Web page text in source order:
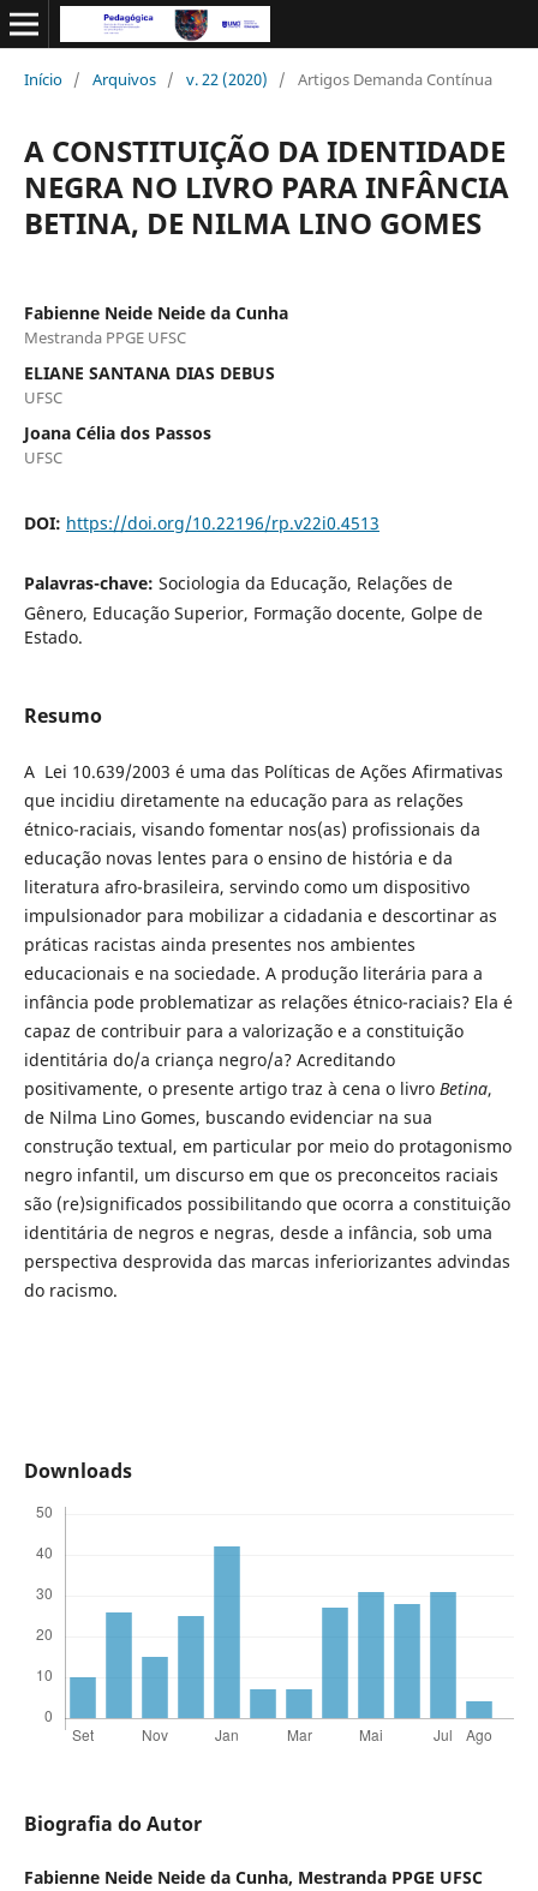
Início / Arquivos / v. 22 (2020) / Artigos Demanda Contínua
A CONSTITUIÇÃO DA IDENTIDADE
NEGRA NO LIVRO PARA INFÂNCIA
BETINA, DE NILMA LINO GOMES
Fabienne Neide Neide da Cunha
Mestranda PPGE UFSC
ELIANE SANTANA DIAS DEBUS
UFSC
Joana Célia dos Passos
UFSC
DOI: https://doi.org/10.22196/rp.v22i0.4513
Palavras-chave: Sociologia da Educação, Relações de
Gênero, Educação Superior, Formação docente, Golpe de
Estado.
Resumo
A Lei 10.639/2003 é uma das Políticas de Ações Afirmativas
que incidiu diretamente na educação para as relações
étnico-raciais, visando fomentar nos(as) profissionais da
educação novas lentes para o ensino de história e da
literatura afro-brasileira, servindo como um dispositivo
impulsionador para mobilizar a cidadania e descortinar as
práticas racistas ainda presentes nos ambientes
educacionais e na sociedade. A produção literária para a
infância pode problematizar as relações étnico-raciais? Ela é
capaz de contribuir para a valorização e a constituição
identitária do/a criança negro/a? Acreditando
positivamente, o presente artigo traz à cena o livro Betina,
de Nilma Lino Gomes, buscando evidenciar na sua
construção textual, em particular por meio do protagonismo
negro infantil, um discurso em que os preconceitos raciais
são (re)significados possibilitando que ocorra a constituição
identitária de negros e negras, desde a infância, sob uma
perspectiva desprovida das marcas inferiorizantes advindas
do racismo.
Downloads
Biografia do Autor
Fabienne Neide Neide da Cunha, Mestranda PPGE UFSC